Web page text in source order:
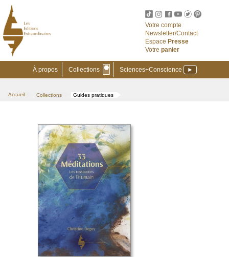
Votre compte
Newsletter/Contact
Espace Presse
Votre panier
À propos Collections ⬣ Sciences+Conscience ►
Accueil Collections Guides pratiques